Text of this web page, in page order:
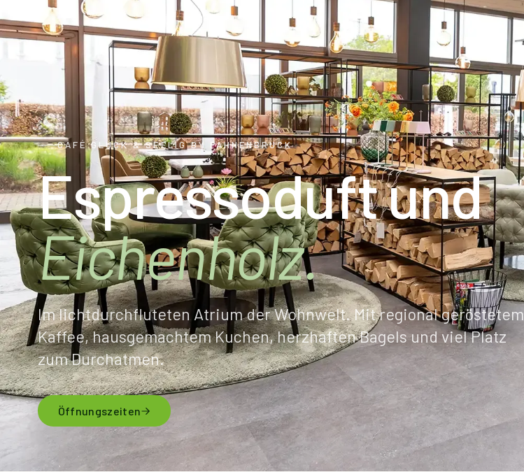
CAFÉ GLÜCK & SEELIG BY FAHNENBRUCK
Espressoduft und
Eichenholz.
Im lichtdurchfluteten Atrium der Wohnwelt. Mit regional geröstetem
Kaffee, hausgemachtem Kuchen, herzhaften Bagels und viel Platz
zum Durchatmen.
Öffnungszeiten